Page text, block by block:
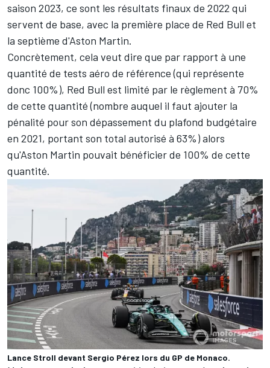
saison 2023, ce sont les résultats finaux de 2022 qui
servent de base, avec la première place de Red Bull et
la septième d'Aston Martin.
Concrètement, cela veut dire que par rapport à une
quantité de tests aéro de référence (qui représente
donc 100%), Red Bull est limité par le règlement à 70%
de cette quantité (nombre auquel il faut ajouter la
pénalité pour son dépassement du plafond budgétaire
en 2021, portant son total autorisé à 63%) alors
qu'Aston Martin pouvait bénéficier de 100% de cette
quantité.
Lance Stroll devant Sergio Pérez lors du GP de Monaco.